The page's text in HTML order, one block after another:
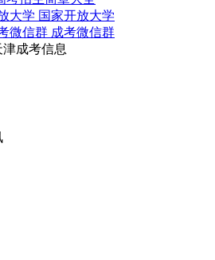
国家开放大学
成考微信群